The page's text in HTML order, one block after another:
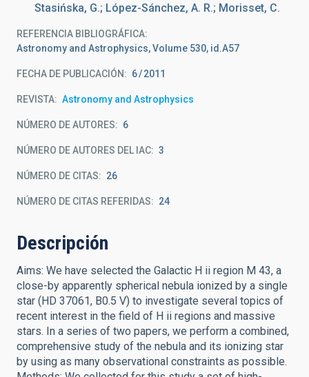
Stasińska, G.; López-Sánchez, A. R.; Morisset, C.
REFERENCIA BIBLIOGRÁFICA
Astronomy and Astrophysics, Volume 530, id.A57
FECHA DE PUBLICACIÓN: 6 2011
REVISTA Astronomy and Astrophysics
NÚMERO DE AUTORES 6
NÚMERO DE AUTORES DEL IAC 3
NÚMERO DE CITAS 26
NÚMERO DE CITAS REFERIDAS 24
Descripción
Aims: We have selected the Galactic H ii region M 43, a
close-by apparently spherical nebula ionized by a single
star (HD 37061, B0.5 V) to investigate several topics of
recent interest in the field of H ii regions and massive
stars. In a series of two papers, we perform a combined,
comprehensive study of the nebula and its ionizing star
by using as many observational constraints as possible.